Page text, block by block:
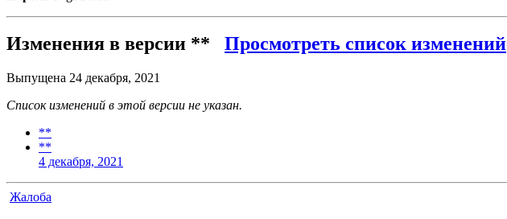
Изменения в версии ** Просмотреть список изменений
Выпущена 24 декабря, 2021
Список изменений в этой версии не указан.
**
**
4 декабря, 2021
Жалоба